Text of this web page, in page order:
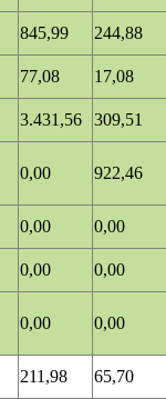
845,99
244,88
77,08
17,08
3.431,56
309,51
0,00 922,46
0,00
0,00
0,00
0,00
0,00 0,00
211,98
65,70